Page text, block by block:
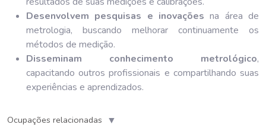
Desenvolvem pesquisas e inovações na área de
metrologia, buscando melhorar continuamente os
métodos de medição.
Disseminam conhecimento metrológico,
capacitando outros profissionais e compartilhando suas
experiências e aprendizados.
Ocupações relacionadas ▼